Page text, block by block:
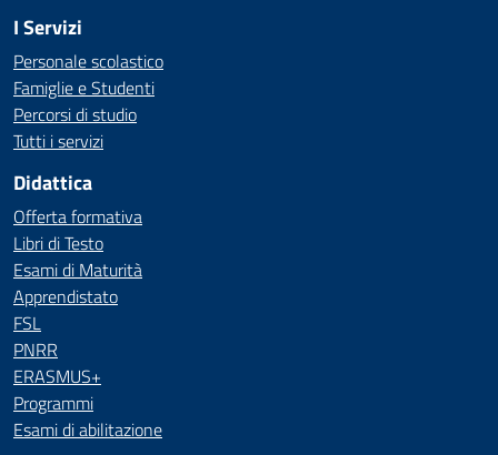
I Servizi
Personale scolastico
Famiglie e Studenti
Percorsi di studio
Tutti i servizi
Didattica
Offerta formativa
Libri di Testo
Esami di Maturità
Apprendistato
FSL
PNRR
ERASMUS+
Programmi
Esami di abilitazione